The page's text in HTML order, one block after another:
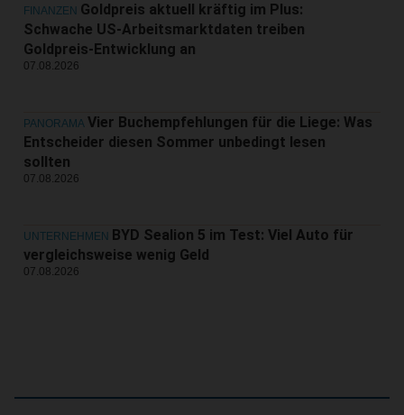
FINANZEN Goldpreis aktuell kräftig im Plus:
Schwache US-Arbeitsmarktdaten treiben
Goldpreis-Entwicklung an
07.08.2026
PANORAMA Vier Buchempfehlungen für die Liege: Was
Entscheider diesen Sommer unbedingt lesen
sollten
07.08.2026
UNTERNEHMEN
BYD Sealion 5 im Test: Viel Auto für
vergleichsweise wenig Geld
07.08.2026